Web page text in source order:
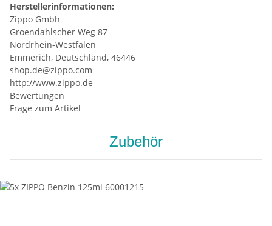
Herstellerinformationen:
Zippo Gmbh
Groendahlscher Weg 87
Nordrhein-Westfalen
Emmerich, Deutschland, 46446
shop.de@zippo.com
http://www.zippo.de
Bewertungen
Frage zum Artikel
Zubehör